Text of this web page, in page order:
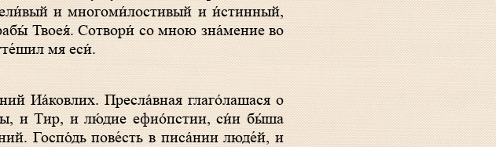
и многоми́лостивый и и́стинный,
Твоея́. Сотвори́ со мною зна́мение во
мя еси́.
и Тир, и лю́дие ефио́пстии, си́и бы́ша
Госпо́дь пове́сть в писа́нии люде́й, и